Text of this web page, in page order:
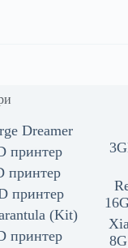
Dreamer
принтер
принтер
принтер
(Kit)
принтер